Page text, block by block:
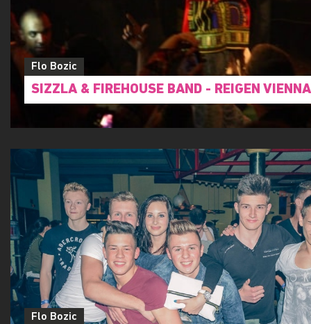
Flo Bozic
SIZZLA & FIREHOUSE BAND - REIGEN VIENNA
Flo Bozic